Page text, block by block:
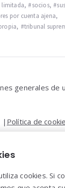
limitada, socios,
por cuenta ajena,
, tribunal
generales de
| Política de
cookies. Si